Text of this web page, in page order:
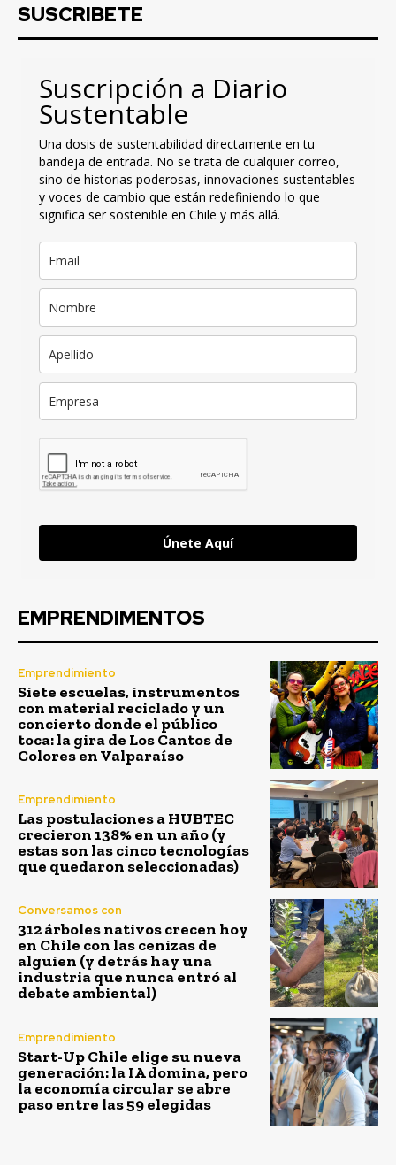
SUSCRIBETE
Suscripción a Diario
Sustentable
Una dosis de sustentabilidad directamente en tu
bandeja de entrada. No se trata de cualquier correo,
sino de historias poderosas, innovaciones sustentables
y voces de cambio que están redefiniendo lo que
significa ser sostenible en Chile y más allá.
Únete Aquí
EMPRENDIMENTOS
Emprendimiento
Siete escuelas, instrumentos
con material reciclado y un
concierto donde el público
toca: la gira de Los Cantos de
Colores en Valparaíso
Emprendimiento
Las postulaciones a HUBTEC
crecieron 138% en un año (y
estas son las cinco tecnologías
que quedaron seleccionadas)
Conversamos con
312 árboles nativos crecen hoy
en Chile con las cenizas de
alguien (y detrás hay una
industria que nunca entró al
debate ambiental)
Emprendimiento
Start-Up Chile elige su nueva
generación: la IA domina, pero
la economía circular se abre
paso entre las 59 elegidas